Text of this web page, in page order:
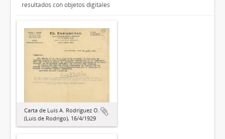
resultados con objetos digitales
Carta de Luis A. Rodríguez O.
(Luis de Rodrigo), 16/4/1929